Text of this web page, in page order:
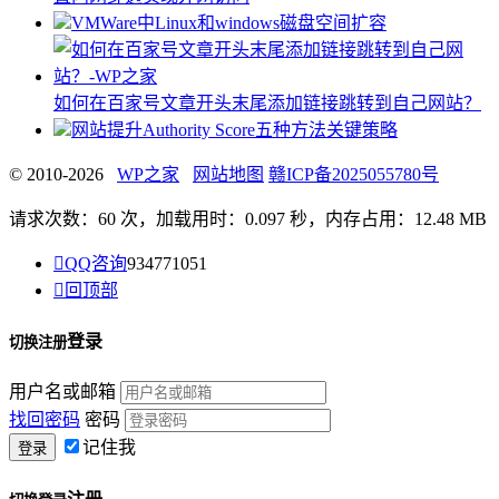
VMWare中Linux和windows磁盘空间扩容
如何在百家号文章开头末尾添加链接跳转到自己网站？
网站提升Authority Score五种方法关键策略
© 2010-2026 WP之家 网站地图 赣ICP备2025055780号
请求次数：60 次，加载用时：0.097 秒，内存占用：12.48 MB
QQ咨询934771051
 回顶部
切换注册登录
用户名或邮箱
找回密码 密码
记住我